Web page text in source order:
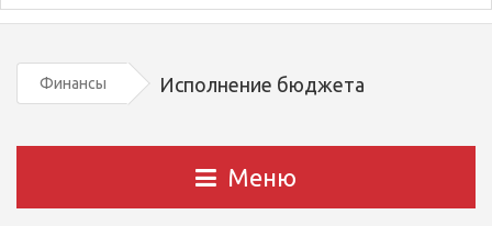
navigation
Финансы Исполнение бюджета
Меню